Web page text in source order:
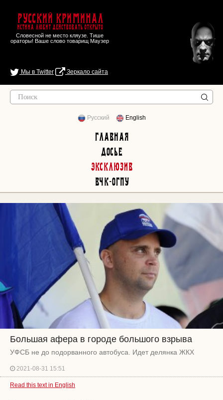
Русский Криминал
Истина любит действовать открыто
Словесной не место кляузе. Тише
ораторы! Ваше слово товарищ Маузер
Мы в Twitter Зеркало сайта
Русский English
Главная
Досье
Эксклюзив
ВЧК-ОГПУ
Большая афера в городе большого взрыва
УФСБ не до подорванного автобуса. Идет делянка ЖКХ
2021-08-31 15:51
Read this text in English